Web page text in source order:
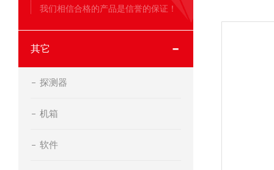
我们相信合格的产品是信誉的保证！
其它
探测器
机箱
软件